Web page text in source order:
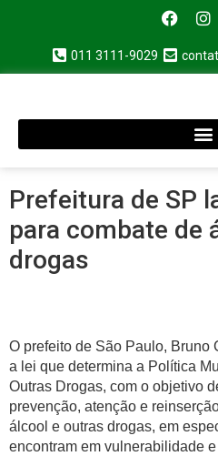
011 3111-9029
Prefeitura de SP
para combate de
drogas
O prefeito de São Paulo, Bruno
a lei que determina a Política
Outras Drogas, com o objetivo
prevenção, atenção e
álcool e outras drogas, em
encontram em vulnerabilidade